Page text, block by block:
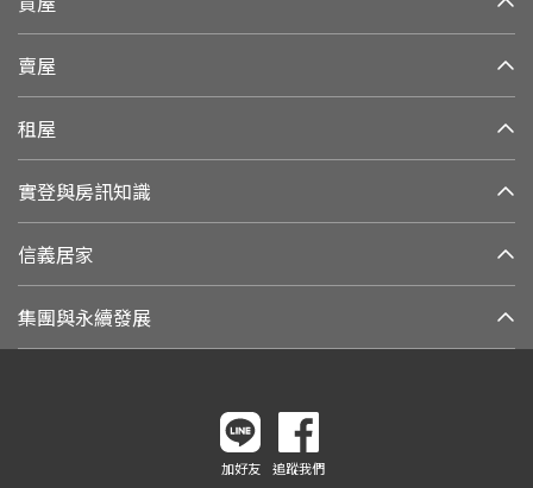
賣屋
租屋
實登與房訊知識
信義居家
集團與永續發展
加好友 追蹤我們